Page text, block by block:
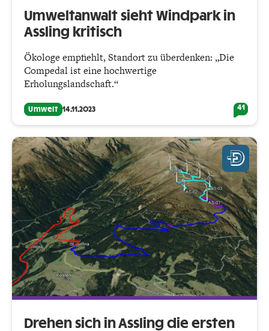
Umweltanwalt sieht Windpark in
Assling kritisch
Ökologe empfiehlt, Standort zu überdenken: „Die
Compedal ist eine hochwertige
Erholungslandschaft.“
Umwelt 14.11.2023 41
Drehen sich in Assling die ersten